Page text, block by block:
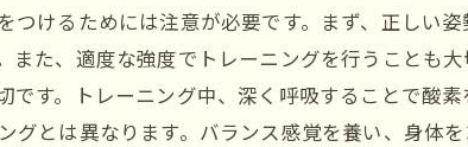
つけるためには注意が必要です。まず、正しい
また、適度な強度でトレーニングを行うことも
す。トレーニング中、深く呼吸することで酸
グとは異なります。バランス感覚を養い、身体